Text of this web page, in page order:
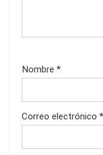
Nombre *
Correo electrónico *